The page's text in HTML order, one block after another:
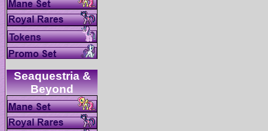
Seaquestria &